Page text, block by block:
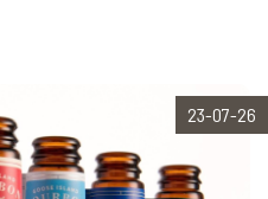
23-07-26